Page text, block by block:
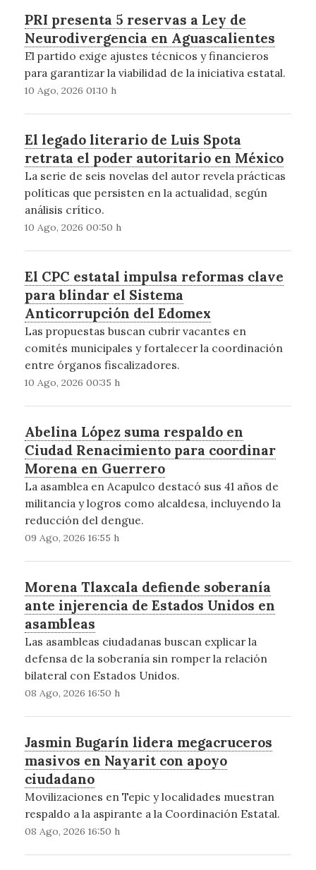
PRI presenta 5 reservas a Ley de
Neurodivergencia en Aguascalientes
El partido exige ajustes técnicos y financieros
para garantizar la viabilidad de la iniciativa estatal.
10 Ago, 2026 01:10 h
El legado literario de Luis Spota
retrata el poder autoritario en México
La serie de seis novelas del autor revela prácticas
políticas que persisten en la actualidad, según
análisis crítico.
10 Ago, 2026 00:50 h
El CPC estatal impulsa reformas clave
para blindar el Sistema
Anticorrupción del Edomex
Las propuestas buscan cubrir vacantes en
comités municipales y fortalecer la coordinación
entre órganos fiscalizadores.
10 Ago, 2026 00:35 h
Abelina López suma respaldo en
Ciudad Renacimiento para coordinar
Morena en Guerrero
La asamblea en Acapulco destacó sus 41 años de
militancia y logros como alcaldesa, incluyendo la
reducción del dengue.
09 Ago, 2026 16:55 h
Morena Tlaxcala defiende soberanía
ante injerencia de Estados Unidos en
asambleas
Las asambleas ciudadanas buscan explicar la
defensa de la soberanía sin romper la relación
bilateral con Estados Unidos.
08 Ago, 2026 16:50 h
Jasmin Bugarín lidera megacruceros
masivos en Nayarit con apoyo
ciudadano
Movilizaciones en Tepic y localidades muestran
respaldo a la aspirante a la Coordinación Estatal.
08 Ago, 2026 16:50 h